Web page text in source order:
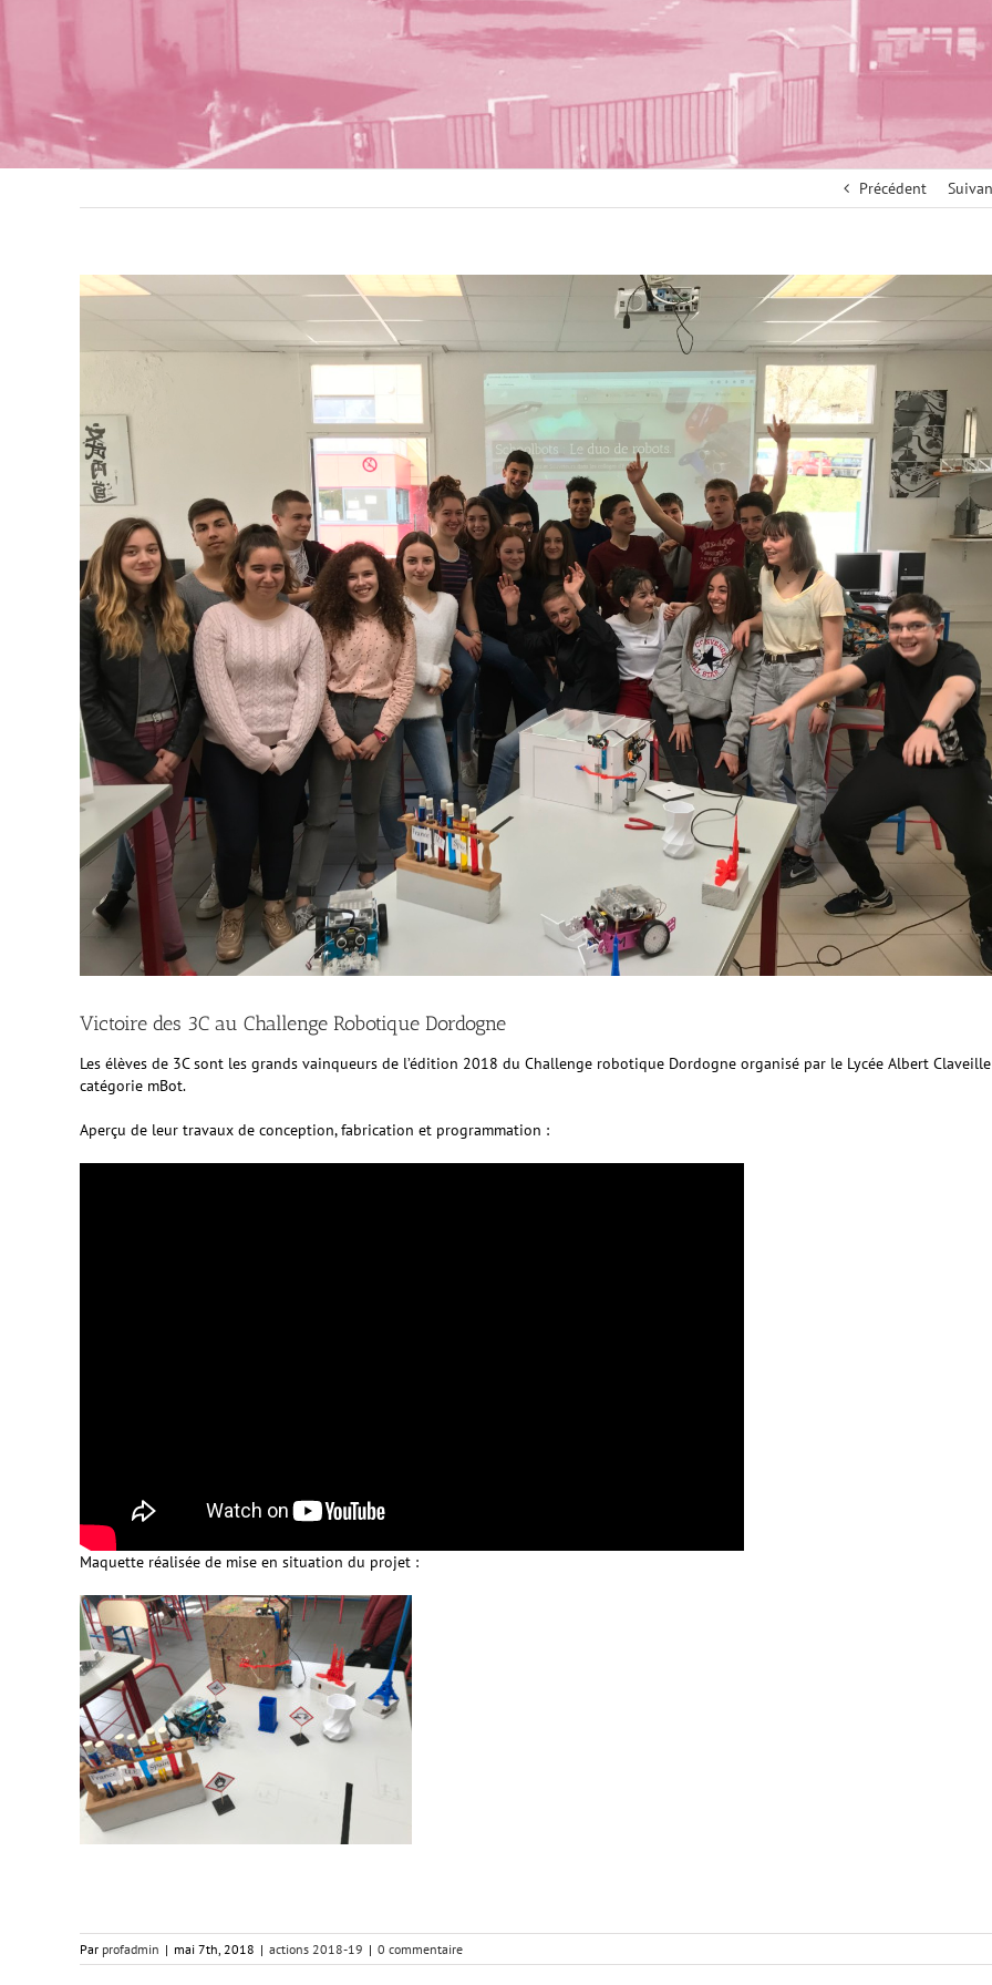
Précédent
Victoire des 3C au Challenge Robotique Dordogne
Les élèves de 3C sont les grands vainqueurs de l’édition 2018 du Challenge robotique Dordogne organisé par le Lycée Albert Claveille
catégorie mBot.
Aperçu de leur travaux de conception, fabrication et programmation :
Maquette réalisée de mise en situation du projet :
Par profadmin | mai 7th, 2018 | actions 2018-19 | 0 commentaire